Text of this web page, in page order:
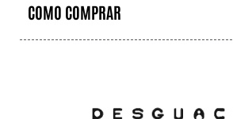
COMO COMPRAR